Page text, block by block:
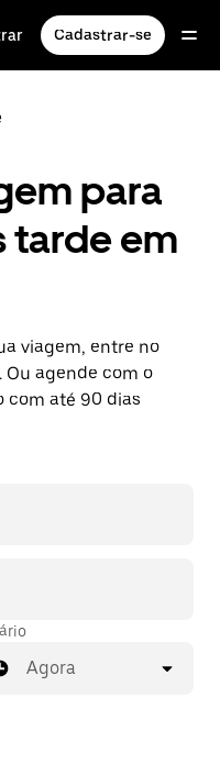
Cadastrar-se
para
tarde em
viagem, entre no
Ou agende com o
com até 90 dias
Agora